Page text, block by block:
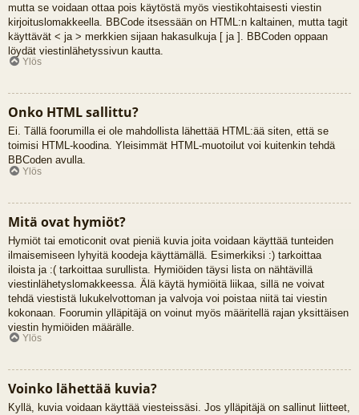
mutta se voidaan ottaa pois käytöstä myös viestikohtaisesti viestin
kirjoituslomakkeella. BBCode itsessään on HTML:n kaltainen, mutta tagit
käyttävät < ja > merkkien sijaan hakasulkuja [ ja ]. BBCoden oppaan
löydät viestinlähetyssivun kautta.
Ylös
Onko HTML sallittu?
Ei. Tällä foorumilla ei ole mahdollista lähettää HTML:ää siten, että se
toimisi HTML-koodina. Yleisimmät HTML-muotoilut voi kuitenkin tehdä
BBCoden avulla.
Ylös
Mitä ovat hymiöt?
Hymiöt tai emoticonit ovat pieniä kuvia joita voidaan käyttää tunteiden
ilmaisemiseen lyhyitä koodeja käyttämällä. Esimerkiksi :) tarkoittaa
iloista ja :( tarkoittaa surullista. Hymiöiden täysi lista on nähtävillä
viestinlähetyslomakkeessa. Älä käytä hymiöitä liikaa, sillä ne voivat
tehdä viestistä lukukelvottoman ja valvoja voi poistaa niitä tai viestin
kokonaan. Foorumin ylläpitäjä on voinut myös määritellä rajan yksittäisen
viestin hymiöiden määrälle.
Ylös
Voinko lähettää kuvia?
Kyllä, kuvia voidaan käyttää viesteissäsi. Jos ylläpitäjä on sallinut liitteet,